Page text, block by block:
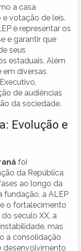
a casa
votação de leis.
é representar os
e garantir que
seus
estaduais. Além
em diversas
de audiências
da sociedade.
Evolução e
foi
da República
ao longo da
fundação, a ALEP
o fortalecimento
século XX, a
mas
a consolidação
desenvolvimento